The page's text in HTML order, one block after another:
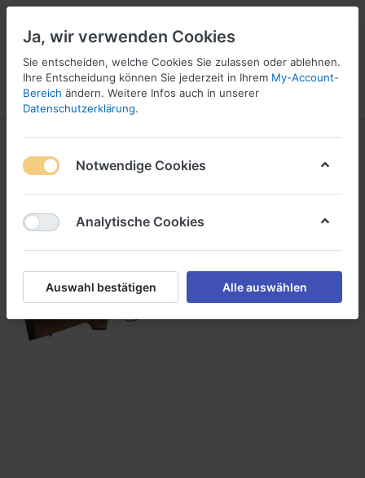
Menü Anmelden Vergleichen
1
Wunschliste
5
Ja, wir verwenden Cookies
Sie entscheiden, welche Cookies Sie zulassen oder ablehnen.
Ihre Entscheidung können Sie jederzeit in Ihrem My-Account-
Bereich ändern. Weitere Infos auch in unserer
Datenschutzerklärung.
Notwendige Cookies
Analytische Cookies
Auswahl bestätigen Alle auswählen